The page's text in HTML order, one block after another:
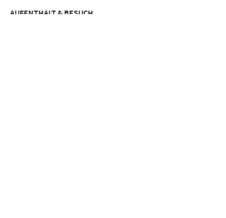
AUFENTHALT & BESUCH